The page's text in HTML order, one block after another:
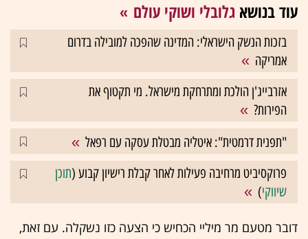
עוד בנושא גלובלי ושוקי עולם
בזכות הנשק הישראלי: המדינה שהפכה למובילה בדרום
אמריקה
אזרבייג'ן הולכת ומתרחקת מישראל. מי תקטוף את
הפירות?
"תפנית דרמטית": איטליה מבטלת עסקה עם רפאל
פרוקסיביט מרחיבה פעילות לאחר קבלת רישיון קבוע (תוכן
שיווקי)
דובר מטעם מר מיליי הכחיש כי הצעה כזו נשקלה. עם זאת,